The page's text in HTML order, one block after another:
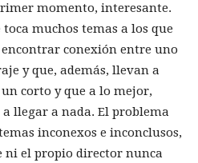
momento, interesante.
muchos temas a los que
conexión entre uno
y que, además, llevan a
un corto y que a lo mejor,
llegar a nada. El problema
inconexos e inconclusos,
ni el propio director nunca